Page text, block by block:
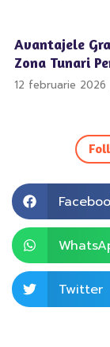
Avantajele
Zona Tunari
12 februarie 2026
Twitter